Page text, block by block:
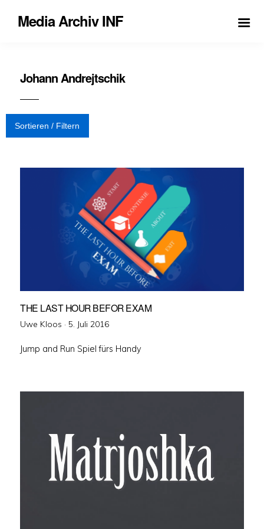
Media Archiv INF
Johann Andrejtschik
Sortieren / Filtern
THE LAST HOUR BEFOR EXAM
Uwe Kloos · Veröffentlicht
5. Juli 2016
Jump and Run Spiel fürs Handy